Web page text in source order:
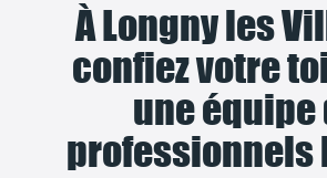
À Longny les
confiez votre
une équipe
professionnels